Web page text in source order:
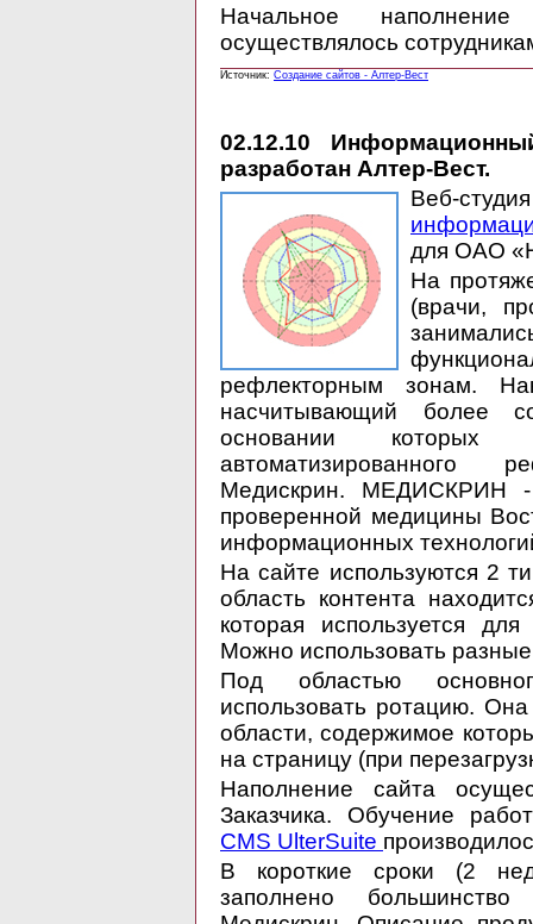
Начальное
осуществлялось
Источник: Создание сайтов - Алтер-Вест
02.12.10
разработан Алтер-Вест.
Веб-
для ОАО
На
(врачи,
рефлекторным зонам.
насчитывающий более
основании которых
автоматизированного
Медискрин. МЕДИСКРИН -
проверенной медицины
информационных
На сайте используются 2
область контента
которая используется
Можно использовать
Под областью
использовать ротацию.
области, содержимое
на страницу (при
Наполнение сайта
Заказчика. Обучение
CMS UlterSuite
В короткие сроки (2
заполнено